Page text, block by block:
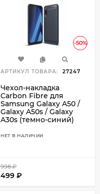
-50%
АРТИКУЛ ТОВАРА: 27247
Чехол-накладка
Carbon Fibre для
Samsung Galaxy A50 /
Galaxy A50s / Galaxy
A30s (темно-синий)
НЕТ В НАЛИЧИИ
998₽
499 ₽